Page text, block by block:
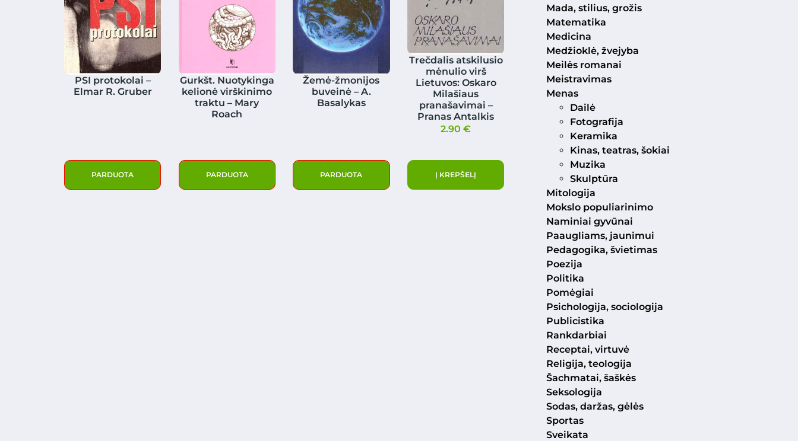
PSI protokolai –
Elmar R. Gruber
PARDUOTA
Gurkšt. Nuotykinga
kelionė virškinimo
traktu – Mary
Roach
PARDUOTA
Žemė-žmonijos
buveinė – A.
Basalykas
PARDUOTA
Trečdalis atskilusio
mėnulio virš
Lietuvos: Oskaro
Milašiaus
pranašavimai –
Pranas Antalkis
2.90€
Į KREPŠELĮ
Mada, stilius, grožis
Matematika
Medicina
Medžioklė, žvejyba
Meilės romanai
Meistravimas
Menas
Dailė
Fotografija
Keramika
Kinas, teatras, šokiai
Muzika
Skulptūra
Mitologija
Mokslo populiarinimo
Naminiai gyvūnai
Paaugliams, jaunimui
Pedagogika, švietimas
Poezija
Politika
Pomėgiai
Psichologija, sociologija
Publicistika
Rankdarbiai
Receptai, virtuvė
Religija, teologija
Šachmatai, šaškės
Seksologija
Sodas, daržas, gėlės
Sportas
Sveikata